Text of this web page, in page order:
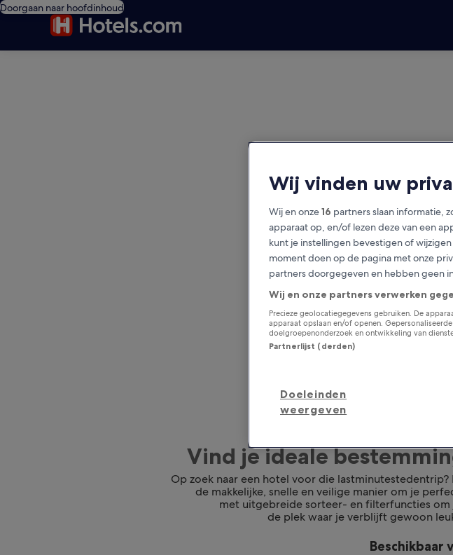
Doorgaan naar hoofdinhoud
Vind je ideale
Op zoek naar een hotel voor die
de makkelijke, snelle en veilige manier om je
met uitgebreide sorteer- en filterfuncties
de plek waar je verblijft gewoon
Beschikbaar
Wij vinden uw
Wij en onze16 partners slaan informatie,
apparaat op, en/of lezen deze van een
kunt je instellingen bevestigen of
moment doen op de pagina met onze
partners doorgegeven en hebben geen
Wij en onze partners verwerken
Precieze geolocatiegegevens gebruiken. De
apparaat opslaan en/of openen.
doelgroepenonderzoek en ontwikkeling van
Partnerlijst (derden)
Doeleinden
weergeven